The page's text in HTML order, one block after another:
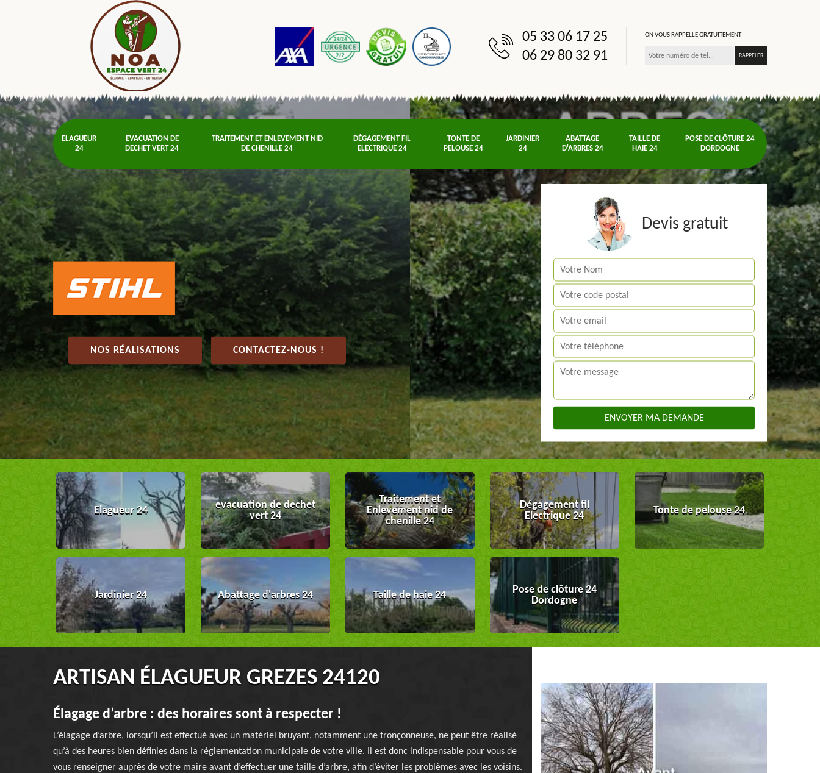
05 33 06 17 25
06 29 80 32 91
ON VOUS RAPPELLE GRATUITEMENT
ELAGUEUR
24
EVACUATION DE
DECHET VERT 24
TRAITEMENT ET ENLEVEMENT NID
DE CHENILLE 24
DÉGAGEMENT FIL
ELECTRIQUE 24
TONTE DE
PELOUSE 24
JARDINIER
24
ABATTAGE
D'ARBRES 24
TAILLE DE
HAIE 24
POSE DE CLÔTURE 24
DORDOGNE
NOS RÉALISATIONS CONTACTEZ-NOUS !
Devis gratuit
Elagueur 24
evacuation de dechet
vert 24
Traitement et
Enlevement nid de
chenille 24
Dégagement fil
Electrique 24
Tonte de pelouse 24
Jardinier 24 Abattage d'arbres 24 Taille de haie 24
Pose de clôture 24
Dordogne
ARTISAN ÉLAGUEUR GREZES 24120
Élagage d’arbre : des horaires sont à respecter !
L’élagage d’arbre, lorsqu’il est effectué avec un matériel bruyant, notamment une tronçonneuse, ne peut être réalisé
qu’à des heures bien définies dans la réglementation municipale de votre ville. Il est donc indispensable pour vous de
vous renseigner auprès de votre maire avant d’effectuer une taille d’arbre, afin d’éviter les problèmes avec les voisins.